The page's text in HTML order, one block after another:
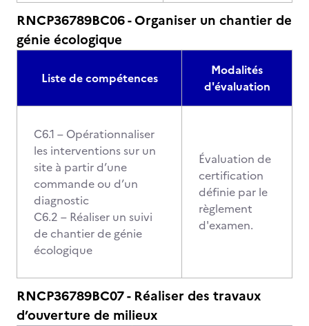
RNCP36789BC06 - Organiser un chantier de
génie écologique
Liste de compétences
Modalités
d'évaluation
C6.1 – Opérationnaliser
les interventions sur un
site à partir d’une
commande ou d’un
diagnostic
C6.2 – Réaliser un suivi
de chantier de génie
écologique
Évaluation de
certification
définie par le
règlement
d'examen.
RNCP36789BC07 - Réaliser des travaux
d’ouverture de milieux